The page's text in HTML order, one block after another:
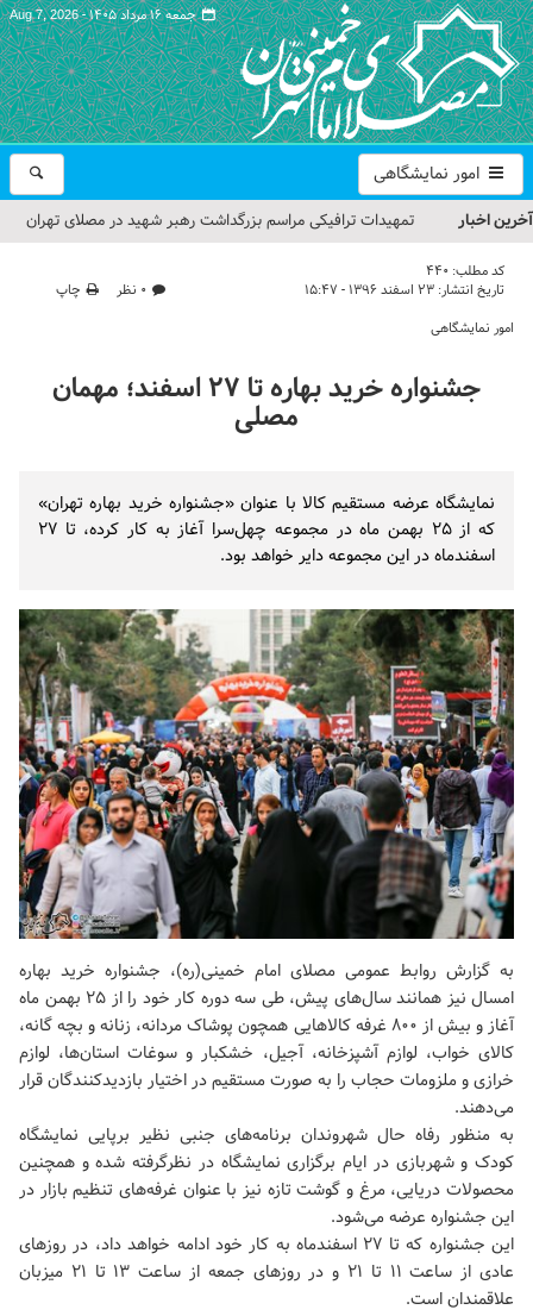
جمعه ۱۶ مرداد ۱۴۰۵ - Aug 7, 2026
امور نمایشگاهی
آخرین اخبار
تمهیدات ترافیکی مراسم بزرگداشت رهبر شهید در مصلای تهران
حجت‌الاسلام حاج علی‌اکبری؛ خطیب این هفته نماز جمعه تهران
معظم انقلاب
گزارش تصویری| مراسم نماز بر پیکر امام شهید انقلاب اسلامی ایران
کد مطلب: 440
تاریخ انتشار: ۲۳ اسفند ۱۳۹۶ - ۱۵:۴۷ ۰ نظر
چاپ
امور نمایشگاهی
جشنواره خرید بهاره تا ۲۷ اسفند؛ مهمان
مصلی
نمایشگاه عرضه مستقیم کالا با عنوان «جشنواره خرید بهاره تهران»
که از ۲۵ بهمن ماه در مجموعه چهل‌سرا آغاز به کار کرده، تا ۲۷
اسفندماه در این مجموعه دایر خواهد بود.
به گزارش روابط عمومی مصلای امام خمینی(ره)، جشنواره خرید بهاره
امسال نیز همانند سال‌های پیش، طی سه دوره کار خود را از ۲۵ بهمن ماه
آغاز و بیش از ۸۰۰ غرفه کالاهایی همچون پوشاک مردانه، زنانه و بچه گانه،
کالای خواب، لوازم آشپزخانه، آجیل، خشکبار و سوغات استان‌ها، لوازم
خرازی و ملزومات حجاب را به صورت مستقیم در اختیار بازدیدکنندگان قرار
می‌دهند.
به منظور رفاه حال شهروندان برنامه‌های جنبی نظیر برپایی نمایشگاه
کودک و شهربازی در ایام برگزاری نمایشگاه در نظرگرفته شده و همچنین
محصولات دریایی، مرغ و گوشت تازه نیز با عنوان غرفه‌های تنظیم بازار در
این جشنواره عرضه می‌شود.
این جشنواره که تا ۲۷ اسفندماه به کار خود ادامه خواهد داد، در روزهای
عادی از ساعت ۱۱ تا ۲۱ و در روزهای جمعه از ساعت ۱۳ تا ۲۱ میزبان
علاقمندان است.